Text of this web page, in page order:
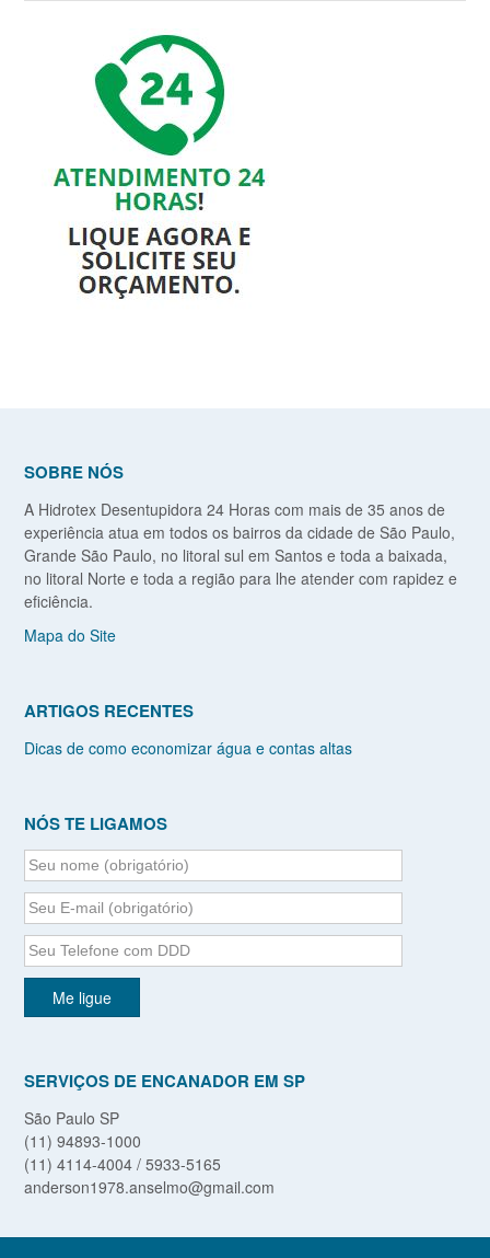
SOBRE NÓS
A Hidrotex Desentupidora 24 Horas com mais de 35 anos de
experiência atua em todos os bairros da cidade de São Paulo,
Grande São Paulo, no litoral sul em Santos e toda a baixada,
no litoral Norte e toda a região para lhe atender com rapidez e
eficiência.
Mapa do Site
ARTIGOS RECENTES
Dicas de como economizar água e contas altas
NÓS TE LIGAMOS
SERVIÇOS DE ENCANADOR EM SP
São Paulo SP
(11) 94893-1000
(11) 4114-4004 / 5933-5165
anderson1978.anselmo@gmail.com